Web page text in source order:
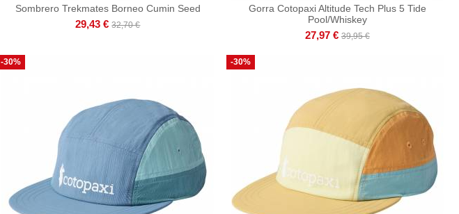
Sombrero Trekmates Borneo Cumin Seed
29,43 € 32,70 €
Gorra Cotopaxi Altitude Tech Plus 5 Tide
Pool/Whiskey
27,97 € 39,95 €
-30% -30%